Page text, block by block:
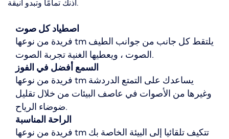
أذنك تمامًا وتبدو أنيقة.
اصطياد كل صوت
فريدة من نوعها tm يلتقط كل جانب من جوانب الطيف
الصوت ، ويعطيها الغنية تجربة الصوت.
السمع أفضل في الفوز
فريدة من نوعها tm يساعدك على التمتع الدردشة
وغيرها من الأصوات في عاصف البيئات من خلال تقليل
ضوضاء الرياح.
الراحة المناسبة
فريدة من نوعها tm تتكيف تلقائيا إلى البيئة الخاصة بك